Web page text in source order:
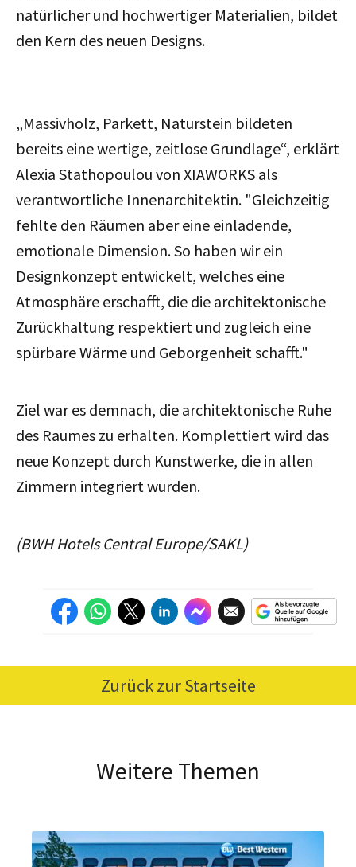
natürlicher und hochwertiger Materialien, bildet
den Kern des neuen Designs.
„Massivholz, Parkett, Naturstein bildeten
bereits eine wertige, zeitlose Grundlage“, erklärt
Alexia Stathopoulou von XIAWORKS als
verantwortliche Innenarchitektin. "Gleichzeitig
fehlte den Räumen aber eine einladende,
emotionale Dimension. So haben wir ein
Designkonzept entwickelt, welches eine
Atmosphäre erschafft, die die architektonische
Zurückhaltung respektiert und zugleich eine
spürbare Wärme und Geborgenheit schafft."
Ziel war es demnach, die architektonische Ruhe
des Raumes zu erhalten. Komplettiert wird das
neue Konzept durch Kunstwerke, die in allen
Zimmern integriert wurden.
(BWH Hotels Central Europe/SAKL)
Zurück zur Startseite
Weitere Themen